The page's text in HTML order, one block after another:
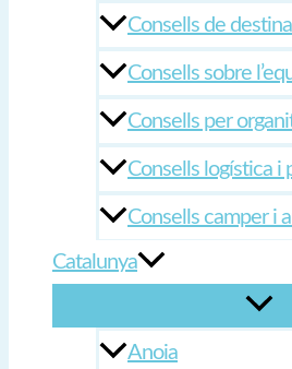
Consells de
Consells sobre
Consells per
Consells logística i
Consells camper i
Catalunya
Anoia